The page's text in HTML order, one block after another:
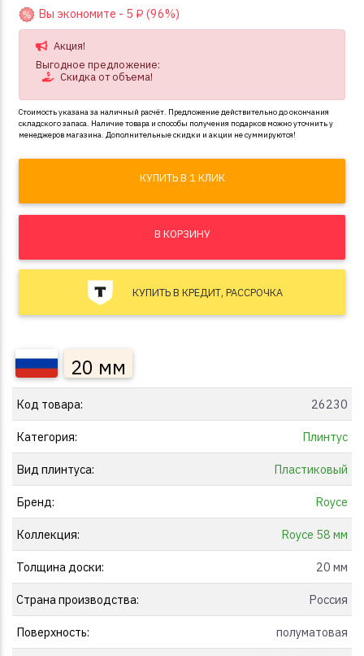
Вы экономите - 5 ₽ (96%)
Акция!
Выгодное предложение:
Скидка от объема!
Стоимость указана за наличный расчёт. Предложение действительно до окончания
складского запаса. Наличие товара и способы получения подарков можно уточнить у
менеджеров магазина. Дополнительные скидки и акции не суммируются!
КУПИТЬ В 1 КЛИК
В КОРЗИНУ
КУПИТЬ В КРЕДИТ, РАССРОЧКА
20 мм
Код товара: 26230
Категория: Плинтус
Вид плинтуса: Пластиковый
Бренд: Royce
Коллекция: Royce 58 мм
Толщина доски: 20 мм
Страна производства: Россия
Поверхность: полуматовая